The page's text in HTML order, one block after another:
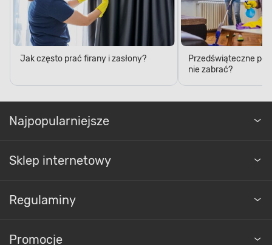
Jak często prać firany i zasłony?
Przedświąteczne
nie zabrać?